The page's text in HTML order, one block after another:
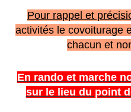
Pour rappel et
activités le covoiturage
chacun et
En rando et marche
sur le lieu du point